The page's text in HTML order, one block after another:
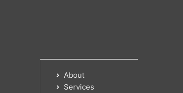
About
Services